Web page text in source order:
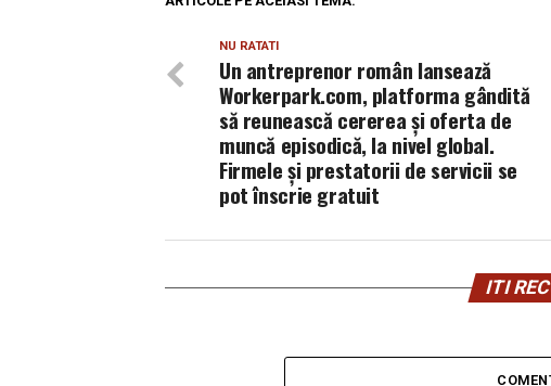
NU RATATI
Un antreprenor român lansează
Workerpark.com, platforma gândită
să reunească cererea și oferta de
muncă episodică, la nivel global.
Firmele și prestatorii de servicii se
pot înscrie gratuit
ITI